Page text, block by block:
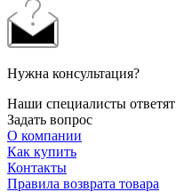
Нужна консультация?
Наши специалисты
Задать вопрос
О компании
Как купить
Контакты
Правила возврата товара